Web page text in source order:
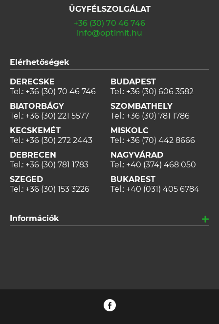
ÜGYFÉLSZOLGÁLAT
+36 (30) 70 46 746
info@optimit.hu
Elérhetőségek
DERECSKE
Tel.: +36 (30) 70 46 746
BIATORBÁGY
Tel.: +36 (30) 221 5577
KECSKEMÉT
Tel.: +36 (30) 272 2443
DEBRECEN
Tel.: +36 (30) 781 1783
SZEGED
Tel.: +36 (30) 153 3226
BUDAPEST
Tel.: +36 (30) 606 3582
SZOMBATHELY
Tel.: +36 (30) 781 1786
MISKOLC
Tel.: +36 (70) 442 8666
NAGYVÁRAD
Tel.: +40 (374) 468 050
BUKAREST
Tel.: +40 (031) 405 6784
Információk